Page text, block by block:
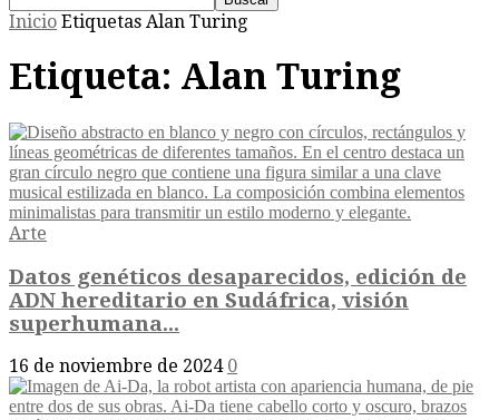
Inicio Etiquetas Alan Turing
Etiqueta: Alan Turing
Arte
Datos genéticos desaparecidos, edición de
ADN hereditario en Sudáfrica, visión
superhumana...
16 de noviembre de 2024 0